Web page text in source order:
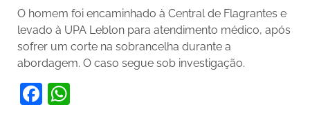
O homem foi encaminhado à Central de Flagrantes e
levado à UPA Leblon para atendimento médico, após
sofrer um corte na sobrancelha durante a
abordagem. O caso segue sob investigação.
Facebook